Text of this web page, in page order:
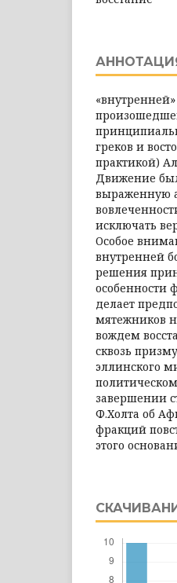
греков и
практикой)
Движение
выраженную
исключать
Особое
внутренней
решения
особенности
делает
мятежников
вождем
сквозь
эллинского
завершении
Ф.Холта об
фракций
этого